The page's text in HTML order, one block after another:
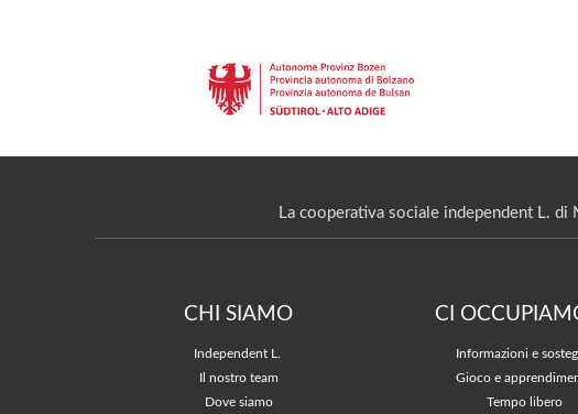
La cooperativa sociale independent L.
CHI SIAMO
Independent L.
Il nostro team
Dove siamo
CI
Informazioni e
Gioco e
Tempo libero